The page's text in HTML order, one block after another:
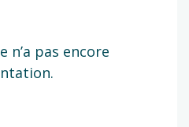
n’a pas encore